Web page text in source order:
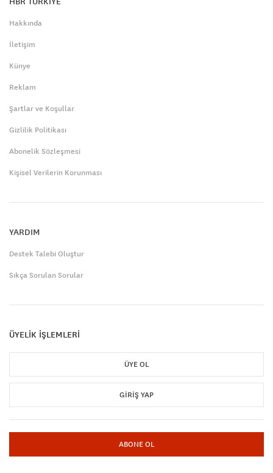
Hakkında
İletişim
Künye
Reklam
Şartlar ve Koşullar
Gizlilik Politikası
Abonelik Sözleşmesi
Kişisel Verilerin Korunması
YARDIM
Destek Talebi Oluştur
Sıkça Sorulan Sorular
ÜYELİK İŞLEMLERİ
ÜYE OL
GIRIŞ YAP
ABONE OL